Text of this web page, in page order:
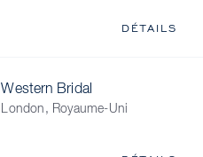
DÉTAILS
Western Bridal
London, Royaume-Uni